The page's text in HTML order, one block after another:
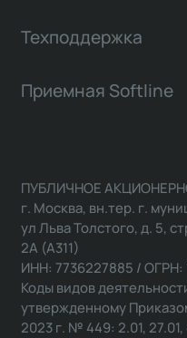
Техподдержка
Приемная Softline
ПУБЛИЧНОЕ
г. Москва, вн.тер. г.
ул Льва Толстого, д. 5,
2А (А311)
ИНН: 7736227885 /
Коды видов
утвержденному
2023 г. № 449: 2.01, 27.01,